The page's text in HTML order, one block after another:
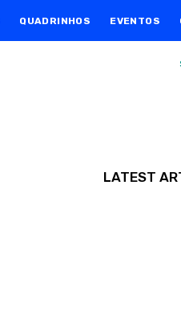
QUADRINHOS EVENTOS
LATEST